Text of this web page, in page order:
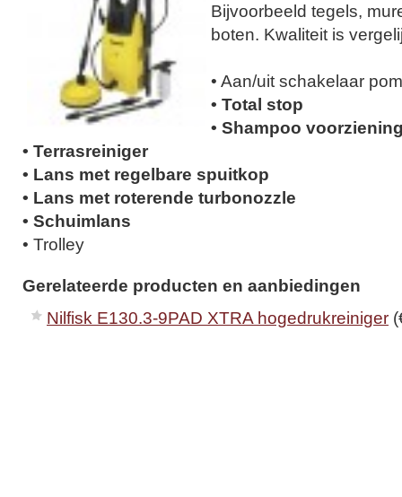
Bijvoorbeeld tegels,
boten. Kwaliteit is
• Aan/uit schakelaar
• Total stop
• Shampoo
• Terrasreiniger
• Lans met regelbare spuitkop
• Lans met roterende turbonozzle
• Schuimlans
• Trolley
Gerelateerde producten en aanbiedingen
Nilfisk E130.3-9PAD XTRA hogedrukreiniger